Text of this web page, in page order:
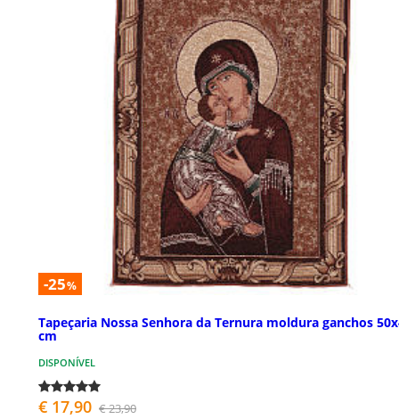
-25%
Tapeçaria Nossa Senhora da Ternura moldura ganchos
cm
DISPONÍVEL
€ 17,90 € 23,90